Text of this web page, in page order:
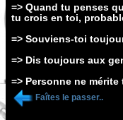
=> Quand tu penses
tu crois en toi,
=> Souviens-toi
=> Dis toujours aux
=> Personne ne
Faîtes le passer..